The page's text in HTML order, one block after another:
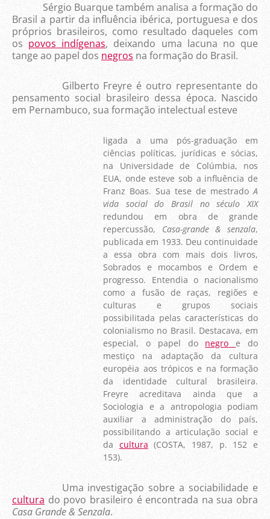
Sérgio Buarque também analisa a formação do
Brasil a partir da influência ibérica, portuguesa e dos
próprios brasileiros, como resultado daqueles com
os povos indígenas, deixando uma lacuna no que
tange ao papel dos negros na formação do Brasil.
Gilberto Freyre é outro representante do
pensamento social brasileiro dessa época. Nascido
em Pernambuco, sua formação intelectual esteve
ligada a uma pós-graduação em
ciências políticas, jurídicas e sócias,
na Universidade de Colúmbia, nos
EUA, onde esteve sob a influência de
Franz Boas. Sua tese de mestradoA
vida social do Brasil no século XIX
redundou em obra de grande
repercussão, Casa-grande & senzala,
publicada em 1933. Deu continuidade
a essa obra com mais dois livros,
Sobrados e mocambos e Ordem e
progresso. Entendia o nacionalismo
como a fusão de raças, regiões e
culturas e grupos sociais
possibilitada pelas características do
colonialismo no Brasil. Destacava, em
especial, o papel do
negro
e do
mestiço na adaptação da cultura
européia aos trópicos e na formação
da identidade cultural brasileira.
Freyre acreditava ainda que a
Sociologia e a antropologia podiam
auxiliar a administração do país,
possibilitando a articulação social e
da cultura (COSTA, 1987, p. 152 e
153).
Uma investigação sobre a sociabilidade e
cultura do povo brasileiro é encontrada na sua obra
Casa Grande & Senzala.